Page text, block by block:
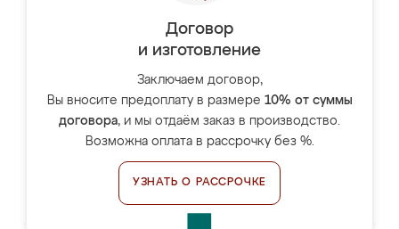
Договор
и изготовление
Заключаем договор,
Вы вносите предоплату в размере 10% от суммы
договора, и мы отдаём заказ в производство.
Возможна оплата в рассрочку без %.
УЗНАТЬ О РАССРОЧКЕ